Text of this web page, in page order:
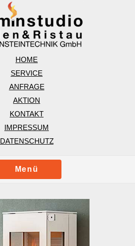
HOME
SERVICE
ANFRAGE
AKTION
KONTAKT
IMPRESSUM
DATENSCHUTZ
Menü